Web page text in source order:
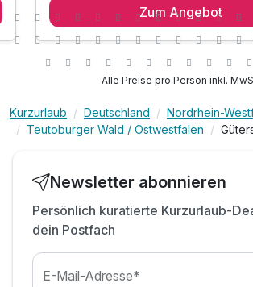
Für 2 Tage
1 x reichhaltiges Frühstück vom Buffet
1 x Tagesticket Järve-Sauna- &
inkl. 10% Genussgutschein für
1 x Wellnesscocktail zu Begrüßung
1 x Obstteller auf dem Zimmer
2 x Flaschen Mineralwasser auf Ihrem
inkl. Nutzung des Wellnessbereichs
inkl. Kaffee-/Teezubereitung auf
Abendlicher Turndown-Service inkl.
digitaler Service inkl. 7000 Online
uvm.
Zum Angebot
Alle Preise pro Person inkl.
Kurzurlaub Deutschland
Nordrhein-
Teutoburger Wald / Ostwestfalen
Newsletter abonnieren
Persönlich kuratierte Kurzurlaub-
dein Postfach
E-Mail-Adresse*